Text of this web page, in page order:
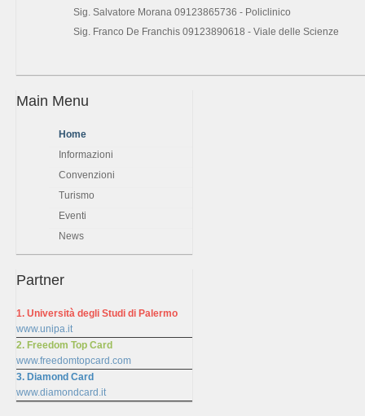
Sig. Salvatore Morana 09123865736 - Policlinico
Sig. Franco De Franchis 09123890618 - Viale delle Scienze
Main Menu
Home
Informazioni
Convenzioni
Turismo
Eventi
News
Partner
1. Università degli Studi di Palermo
www.unipa.it
2. Freedom Top Card
www.freedomtopcard.com
3. Diamond Card
www.diamondcard.it